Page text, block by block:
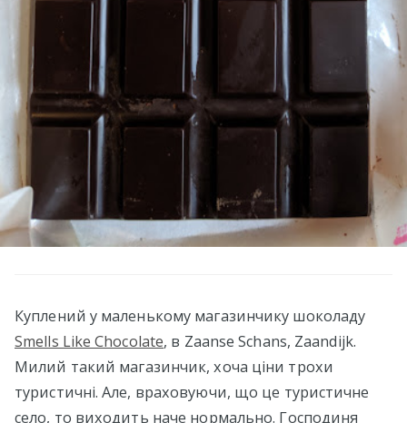
Куплений у маленькому магазинчику шоколаду
Smells Like Chocolate, в Zaanse Schans, Zaandijk.
Милий такий магазинчик, хоча ціни трохи
туристичні. Але, враховуючи, що це туристичне
село, то виходить наче нормально. Господиня